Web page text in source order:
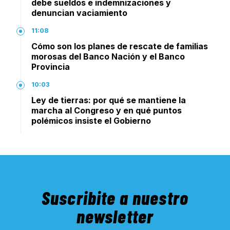
debe sueldos e indemnizaciones y
denuncian vaciamiento
11:08
Cómo son los planes de rescate de familias
morosas del Banco Nación y el Banco
Provincia
10:03
Ley de tierras: por qué se mantiene la
marcha al Congreso y en qué puntos
polémicos insiste el Gobierno
Suscribite a nuestro
newsletter